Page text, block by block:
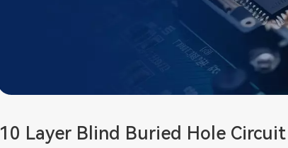
10 Layer Blind Buried Hole Circuit